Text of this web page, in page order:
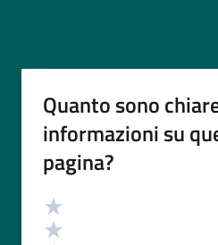
Quanto sono
informazioni su
pagina?
Valutazione